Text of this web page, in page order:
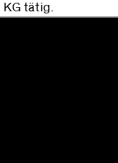
KG tätig.